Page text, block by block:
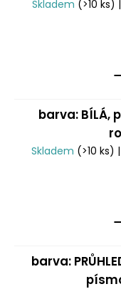
Skladem (>10 ks)
barva: BÍLÁ,
Skladem (>10 ks)
barva: